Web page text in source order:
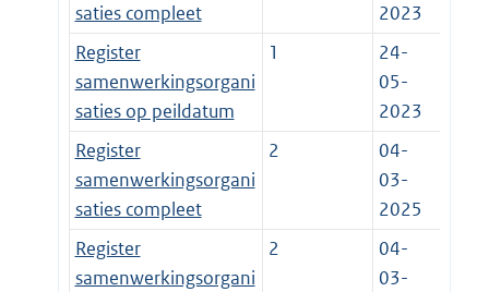
saties compleet
2023
Register
samenwerkingsorgani
saties op peildatum
1
24-
05-
2023
Register
samenwerkingsorgani
saties compleet
2
04-
03-
2025
Register
samenwerkingsorgani
2
04-
03-